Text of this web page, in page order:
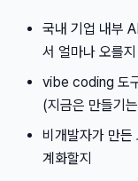
국내 기업 내부
서 얼마나 오를지
vibe coding 도
(지금은 만들기
비개발자가 만든
계화할지